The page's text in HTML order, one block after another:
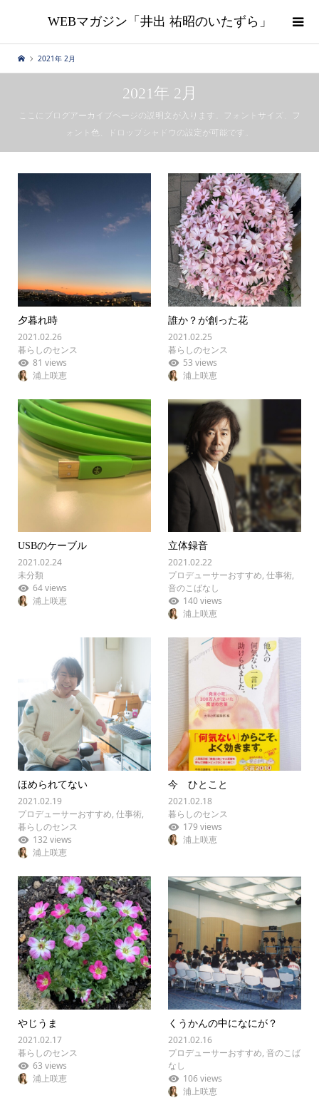
WEBマガジン「井出 祐昭のいたずら」
2021年 2月
2021年 2月
ここにブログアーカイブページの説明文が入ります。フォントサイズ、フ
ォント色、ドロップシャドウの設定が可能です。
夕暮れ時
2021.02.26
暮らしのセンス
81 views
浦上咲恵
誰か？が創った花
2021.02.25
暮らしのセンス
53 views
浦上咲恵
USBのケーブル
2021.02.24
未分類
64 views
浦上咲恵
立体録音
2021.02.22
プロデューサーおすすめ,仕事術,
音のこばなし
140 views
浦上咲恵
ほめられてない
2021.02.19
プロデューサーおすすめ, 仕事術,
暮らしのセンス
132 views
浦上咲恵
今 ひとこと
2021.02.18
暮らしのセンス
179 views
浦上咲恵
やじうま
2021.02.17
暮らしのセンス
63 views
浦上咲恵
くうかんの中になにが？
2021.02.16
プロデューサーおすすめ,音のこば
なし
106 views
浦上咲恵